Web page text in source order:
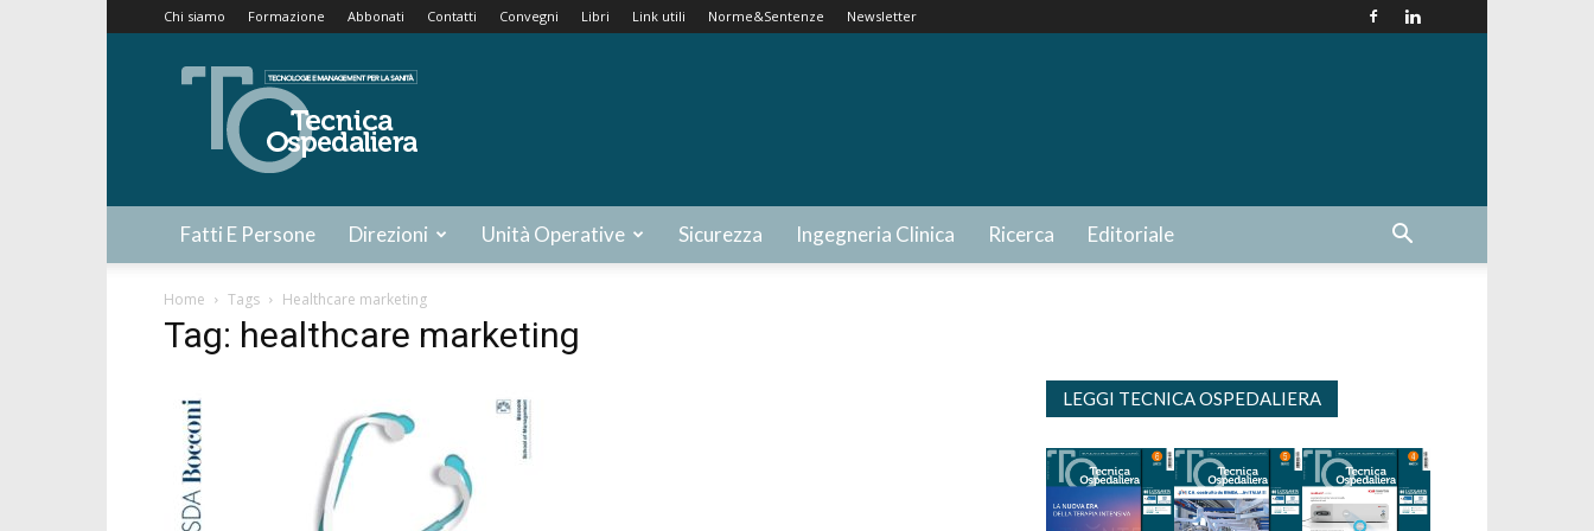
Chi siamo Formazione Abbonati Contatti Convegni Libri Link utili Norme&Sentenze Newsletter
Tecnica
Ospedaliera
Fatti E Persone Direzioni Unità Operative Sicurezza Ingegneria Clinica Ricerca Editoriale
Home Tags Healthcare marketing
Tag: healthcare marketing
LEGGI TECNICA OSPEDALIERA